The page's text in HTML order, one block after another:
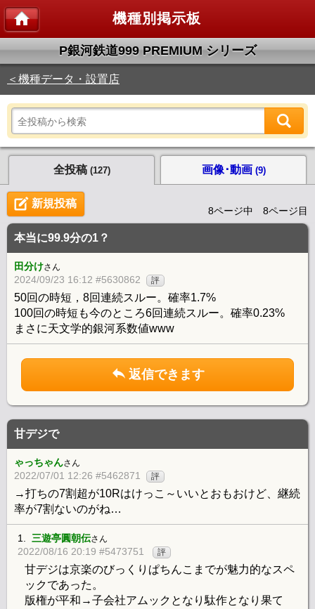
機種別掲示板
P銀河鉄道999 PREMIUM シリーズ
＜機種データ・設置店
全投稿 (127) 画像･動画 (9)
新規投稿
8ページ中 8ページ目
本当に99.9分の1？
田分けさん
2024/09/23 16:12 #5630862 評
50回の時短，8回連続スルー。確率1.7%
100回の時短も今のところ6回連続スルー。確率0.23%
まさに天文学的銀河系数値www
返信できます
甘デジで
ゃっちゃんさん
2022/07/01 12:26 #5462871 評
→打ちの7割超が10Rはけっこ～いいとおもおけど、継続
率が7割ないのがね…
1. 三遊亭圓朝伝さん
2022/08/16 20:19 #5473751 評
甘デジは京楽のびっくりぱちんこまでが魅力的なスペ
ックであった。
版権が平和→子会社アムックとなり駄作となり果て